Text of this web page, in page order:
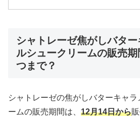
シャトレーゼ焦がしバタ
ルシュークリームの販売
つまで？
シャトレーゼの焦がしバターキャラ
ームの販売期間は、 12月14日から